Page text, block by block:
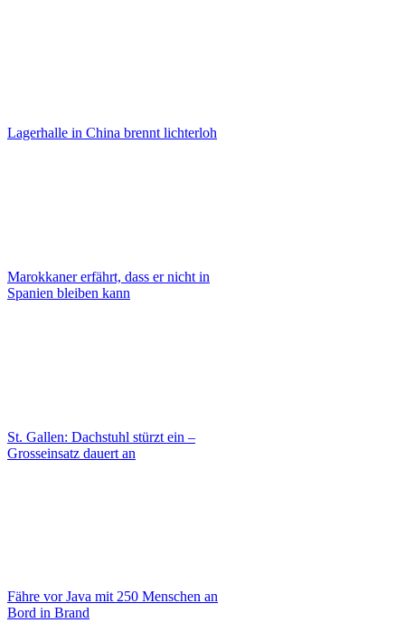
Lagerhalle in China brennt lichterloh
Marokkaner erfährt, dass er nicht in
Spanien bleiben kann
St. Gallen: Dachstuhl stürzt ein –
Grosseinsatz dauert an
Fähre vor Java mit 250 Menschen an
Bord in Brand